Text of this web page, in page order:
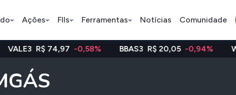
Ações FIIs Ferramentas Notícias Comunidade
74,97 -0,58% BBAS3 R$ 20,05 -0,94% WEGE3 R$